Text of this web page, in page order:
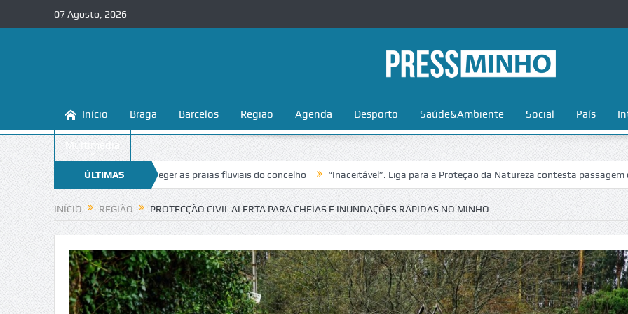
07 Agosto, 2026
Início Braga Barcelos Região Agenda Desporto Saúde&Ambiente Social País
Multimédia
ÚLTIMAS
NOTÍCIAS
a conhecer e proteger as praias fluviais do concelho “Inaceitável”. Liga para a Proteção da Natureza contesta passagem da Volta a
INÍCIO REGIÃO PROTECÇÃO CIVIL ALERTA PARA CHEIAS E INUNDAÇÕES RÁPIDAS NO MINHO